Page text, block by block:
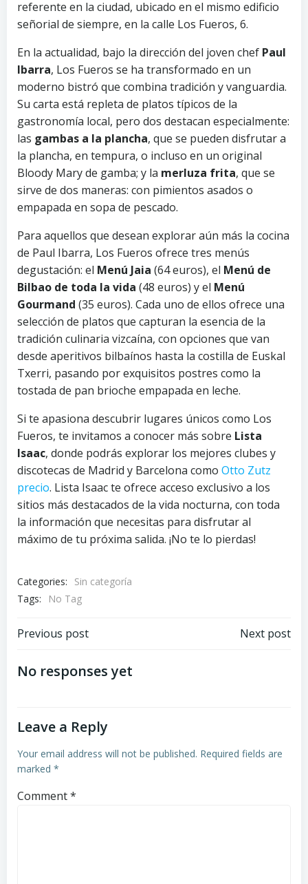
referente en la ciudad, ubicado en el mismo edificio
señorial de siempre, en la calle Los Fueros, 6.
En la actualidad, bajo la dirección del joven chef Paul
Ibarra, Los Fueros se ha transformado en un
moderno bistró que combina tradición y vanguardia.
Su carta está repleta de platos típicos de la
gastronomía local, pero dos destacan especialmente:
las gambas a la plancha, que se pueden disfrutar a
la plancha, en tempura, o incluso en un original
Bloody Mary de gamba; y la merluza frita, que se
sirve de dos maneras: con pimientos asados o
empapada en sopa de pescado.
Para aquellos que desean explorar aún más la cocina
de Paul Ibarra, Los Fueros ofrece tres menús
degustación: el Menú Jaia (64 euros), el Menú de
Bilbao de toda la vida (48 euros) y el Menú
Gourmand (35 euros). Cada uno de ellos ofrece una
selección de platos que capturan la esencia de la
tradición culinaria vizcaína, con opciones que van
desde aperitivos bilbaínos hasta la costilla de Euskal
Txerri, pasando por exquisitos postres como la
tostada de pan brioche empapada en leche.
Si te apasiona descubrir lugares únicos como Los
Fueros, te invitamos a conocer más sobre Lista
Isaac, donde podrás explorar los mejores clubes y
discotecas de Madrid y Barcelona como Otto Zutz
precio. Lista Isaac te ofrece acceso exclusivo a los
sitios más destacados de la vida nocturna, con toda
la información que necesitas para disfrutar al
máximo de tu próxima salida. ¡No te lo pierdas!
Categories:
Sin categoría
Tags:
No Tag
Post
navigation
Previous post Next post
No responses yet
Leave a Reply
Your email address will not be published. Required fields are
marked *
Comment*